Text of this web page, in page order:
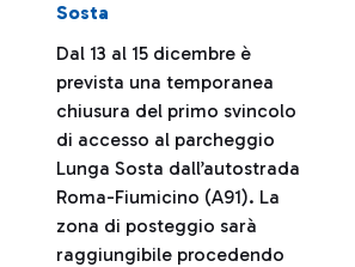
Sosta
Dal 13 al 15 dicembre è
prevista una temporanea
chiusura del primo svincolo
di accesso al parcheggio
Lunga Sosta dall’autostrada
Roma-Fiumicino (A91). La
zona di posteggio sarà
raggiungibile procedendo